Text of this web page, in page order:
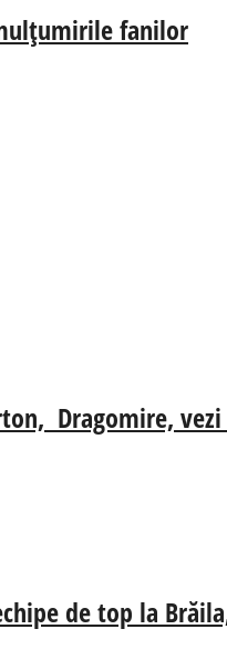
fanilor
Dragomire,
de top la